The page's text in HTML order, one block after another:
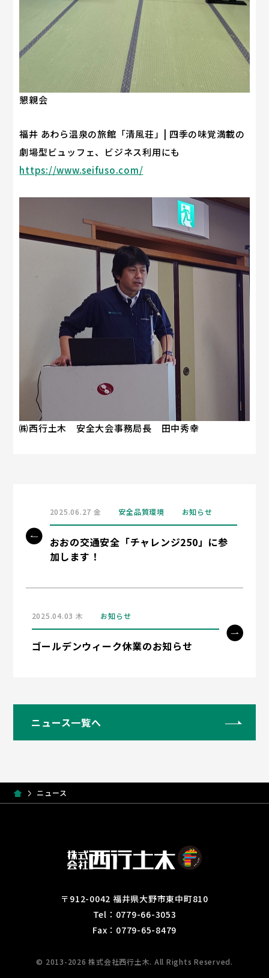
懇親会
福井 あわら温泉の旅館「清風荘」| 四季の味覚満載の
劇場型ビュッフェ、ビジネス利用にも
https://www.seifuso.com/
㈱西行土木 安全大会事務局長 田中秀幸
2025.06.27 金 安全品質環境 お知らせ
おおの交通安全「チャレンジ250」に参
加します！
2025.04.03 木 お知らせ
ゴールデンウィーク休業のお知らせ
ニュース一覧へ
ニュース
〒912-0042 福井県大野市東中町810
Tel：0779-66-3053
Fax：0779-65-8479
© 2013-2026 株式会社西行土木. All Rights Reserved.